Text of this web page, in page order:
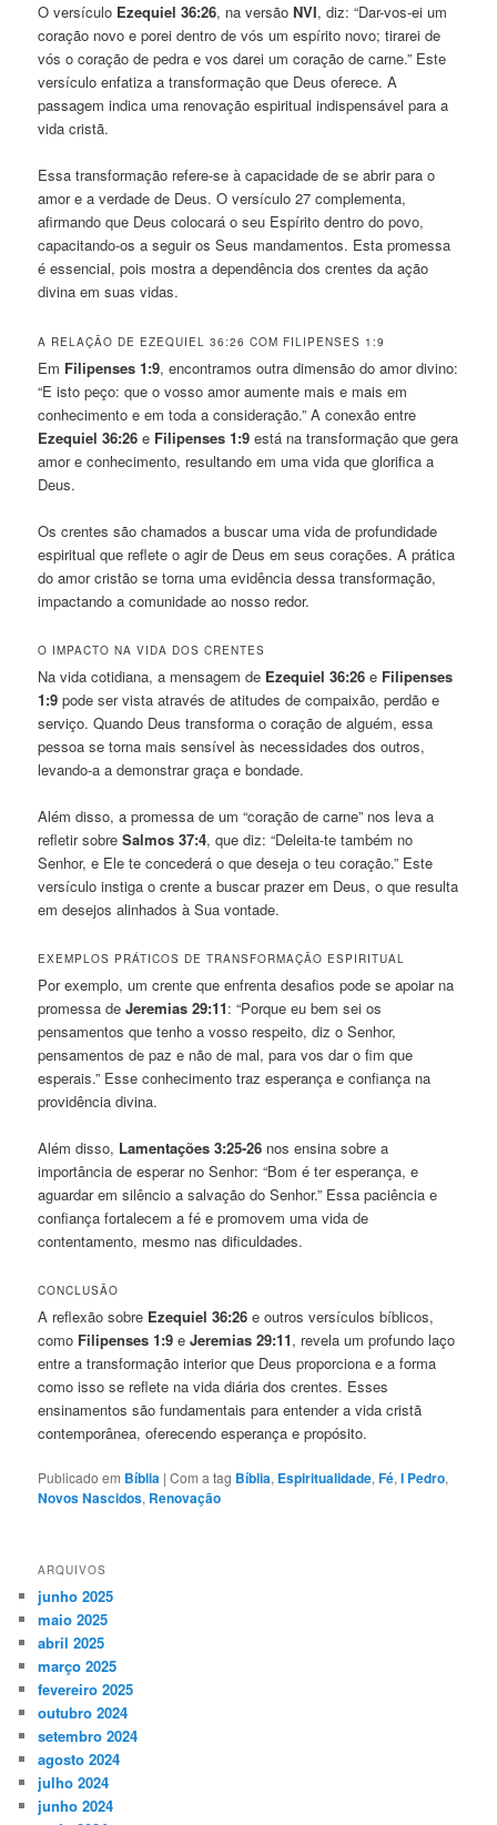
O versículo Ezequiel 36:26, na versãoNVI, diz: “Dar-vos-ei um
coração novo e porei dentro de vós um espírito novo; tirarei de
vós o coração de pedra e vos darei um coração de carne.” Este
versículo enfatiza a transformação que Deus oferece. A
passagem indica uma renovação espiritual indispensável para a
vida cristã.
Essa transformação refere-se à capacidade de se abrir para o
amor e a verdade de Deus. O versículo 27 complementa,
afirmando que Deus colocará o seu Espírito dentro do povo,
capacitando-os a seguir os Seus mandamentos. Esta promessa
é essencial, pois mostra a dependência dos crentes da ação
divina em suas vidas.
A RELAÇÃO DE EZEQUIEL 36:26 COM FILIPENSES 1:9
Em Filipenses 1:9, encontramos outra dimensão do amor divino:
“E isto peço: que o vosso amor aumente mais e mais em
conhecimento e em toda a consideração.” A conexão entre
Ezequiel 36:26 e Filipenses 1:9 está na transformação que gera
amor e conhecimento, resultando em uma vida que glorifica a
Deus.
Os crentes são chamados a buscar uma vida de profundidade
espiritual que reflete o agir de Deus em seus corações. A prática
do amor cristão se torna uma evidência dessa transformação,
impactando a comunidade ao nosso redor.
O IMPACTO NA VIDA DOS CRENTES
Na vida cotidiana, a mensagem de Ezequiel 36:26 e Filipenses
1:9 pode ser vista através de atitudes de compaixão, perdão e
serviço. Quando Deus transforma o coração de alguém, essa
pessoa se torna mais sensível às necessidades dos outros,
levando-a a demonstrar graça e bondade.
Além disso, a promessa de um “coração de carne” nos leva a
refletir sobreSalmos 37:4, que diz: “Deleita-te também no
Senhor, e Ele te concederá o que deseja o teu coração.” Este
versículo instiga o crente a buscar prazer em Deus, o que resulta
em desejos alinhados à Sua vontade.
EXEMPLOS PRÁTICOS DE TRANSFORMAÇÃO ESPIRITUAL
Por exemplo, um crente que enfrenta desafios pode se apoiar na
promessa deJeremias 29:11: “Porque eu bem sei os
pensamentos que tenho a vosso respeito, diz o Senhor,
pensamentos de paz e não de mal, para vos dar o fim que
esperais.” Esse conhecimento traz esperança e confiança na
providência divina.
Além disso, Lamentações 3:25-26 nos ensina sobre a
importância de esperar no Senhor: “Bom é ter esperança, e
aguardar em silêncio a salvação do Senhor.” Essa paciência e
confiança fortalecem a fé e promovem uma vida de
contentamento, mesmo nas dificuldades.
CONCLUSÃO
A reflexão sobre Ezequiel 36:26 e outros versículos bíblicos,
como Filipenses 1:9 eJeremias 29:11, revela um profundo laço
entre a transformação interior que Deus proporciona e a forma
como isso se reflete na vida diária dos crentes. Esses
ensinamentos são fundamentais para entender a vida cristã
contemporânea, oferecendo esperança e propósito.
Publicado em Bíblia |Com a tag Bíblia, Espiritualidade,Fé,I Pedro,
Novos Nascidos, Renovação
ARQUIVOS
junho 2025
maio 2025
abril 2025
março 2025
fevereiro 2025
outubro 2024
setembro 2024
agosto 2024
julho 2024
junho 2024